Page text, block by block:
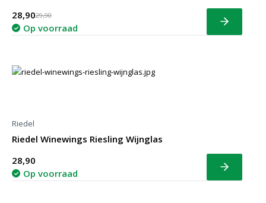
28,9029,90
Op voorraad Bekijk
Riedel
Riedel Winewings Riesling Wijnglas
28,90
Op voorraad
Bekijk